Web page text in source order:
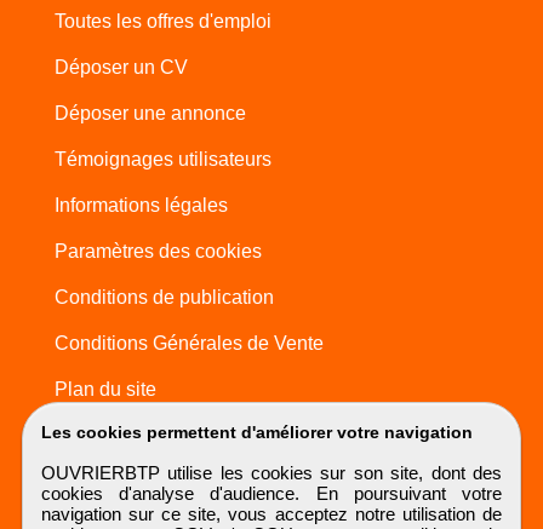
Les cookies permettent d'améliorer votre navigation
OUVRIERBTP utilise les cookies sur son site, dont des
cookies d'analyse d'audience. En poursuivant votre
navigation sur ce site, vous acceptez notre utilisation de
Toutes les offres d'emploi
Déposer un CV
Déposer une annonce
Témoignages utilisateurs
Informations légales
Paramètres des cookies
Conditions de publication
Conditions Générales de Vente
Plan du site